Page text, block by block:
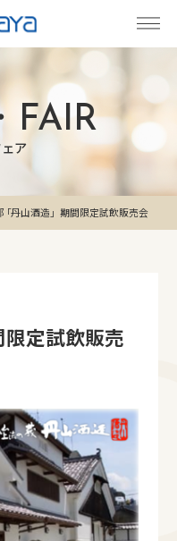
FAIR
ア
｢丹山酒造」期間限定試飲販売会
定試飲販売